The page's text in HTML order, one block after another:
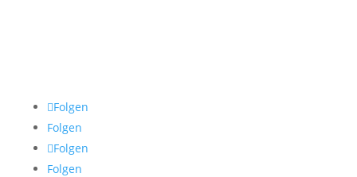
Folgen
Folgen
Folgen
Folgen